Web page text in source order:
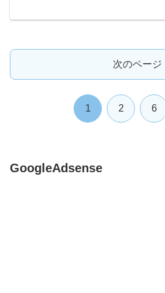
次のページ
1 2 6
GoogleAdsense